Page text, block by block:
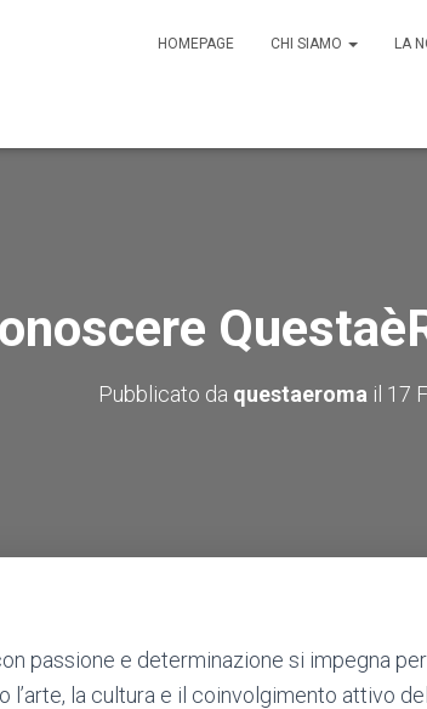
HOMEPAGE CHI SIAMO LA
Pubblicato da questaeroma il 17
passione e determinazione si impegna
la cultura e il coinvolgimento attivo